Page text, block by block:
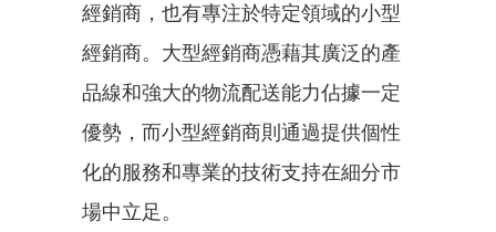
經銷商，也有專注於特定領域的小型
經銷商。大型經銷商憑藉其廣泛的產
品線和強大的物流配送能力佔據一定
優勢，而小型經銷商則通過提供個性
化的服務和專業的技術支持在細分市
場中立足。